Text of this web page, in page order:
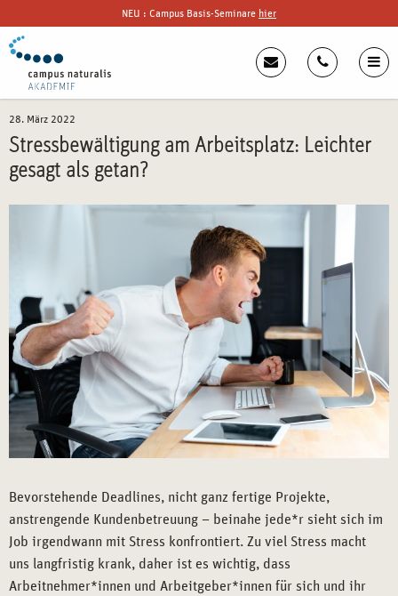
NEU : Campus Basis-Seminare hier
28. März 2022
Stressbewältigung am Arbeitsplatz: Leichter
gesagt als getan?
Bevorstehende Deadlines, nicht ganz fertige Projekte,
anstrengende Kundenbetreuung – beinahe jede*r sieht sich im
Job irgendwann mit Stress konfrontiert. Zu viel Stress macht
uns langfristig krank, daher ist es wichtig, dass
Arbeitnehmer*innen und Arbeitgeber*innen für sich und ihr